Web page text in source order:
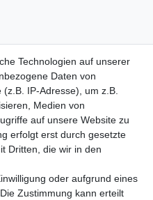
Technologien auf unserer
Daten von
IP-Adresse), um z.B.
Medien von
auf unsere Website zu
erfolgt erst durch gesetzte
Dritten, die wir in den
oder aufgrund eines
Zustimmung kann erteilt